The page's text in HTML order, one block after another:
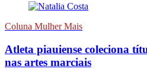
Coluna Mulher Mais
Atleta piauiense coleciona
nas artes marciais